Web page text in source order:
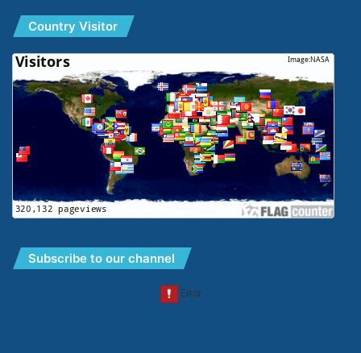
Country Visitor
Subscribe to our channel